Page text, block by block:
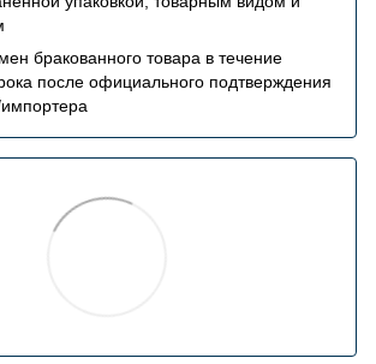
бракованного товара в течение
после официального подтверждения